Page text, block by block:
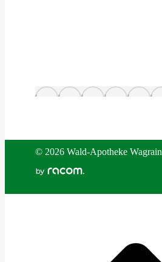
© 2026 Wald-Apotheke Wagrain